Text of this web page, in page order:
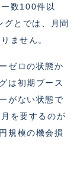
数100件以
とでは、月間
ません。
ゼロの状態か
は初期ブース
がない状態で
を要するのが
規模の機会損